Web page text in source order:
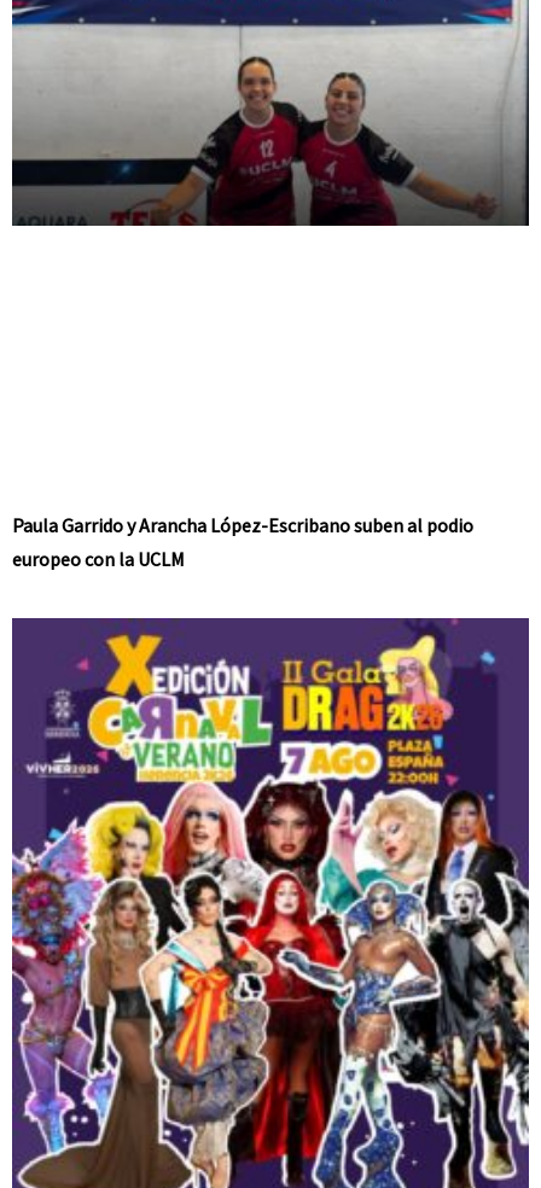
Paula Garrido y Arancha López-Escribano suben al podio
europeo con la UCLM